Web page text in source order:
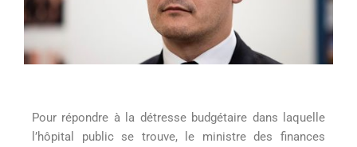
Pour répondre à la détresse budgétaire dans laquelle
l’hôpital public se trouve, le ministre des finances